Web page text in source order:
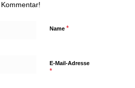
Name *
E-Mail-Adresse
*